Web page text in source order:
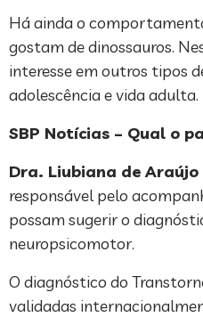
Há ainda o
gostam de dinossauros.
interesse em outros tipos
adolescência e vida adulta.
SBP Notícias – Qual o
Dra. Liubiana de Araújo
responsável pelo
possam sugerir o
neuropsicomotor.
O diagnóstico do
validadas